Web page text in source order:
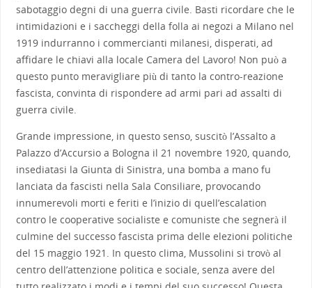
sabotaggio degni di una guerra civile. Basti ricordare che le
intimidazioni e i saccheggi della folla ai negozi a Milano nel
1919 indurranno i commercianti milanesi, disperati, ad
affidare le chiavi alla locale Camera del Lavoro! Non può a
questo punto meravigliare più di tanto la contro-reazione
fascista, convinta di rispondere ad armi pari ad assalti di
guerra civile.
Grande impressione, in questo senso, suscitò l’Assalto a
Palazzo d’Accursio a Bologna il 21 novembre 1920, quando,
insediatasi la Giunta di Sinistra, una bomba a mano fu
lanciata da fascisti nella Sala Consiliare, provocando
innumerevoli morti e feriti e l’inizio di quell’escalation
contro le cooperative socialiste e comuniste che segnerà il
culmine del successo fascista prima delle elezioni politiche
del 15 maggio 1921. In questo clima, Mussolini si trovò al
centro dell’attenzione politica e sociale, senza avere del